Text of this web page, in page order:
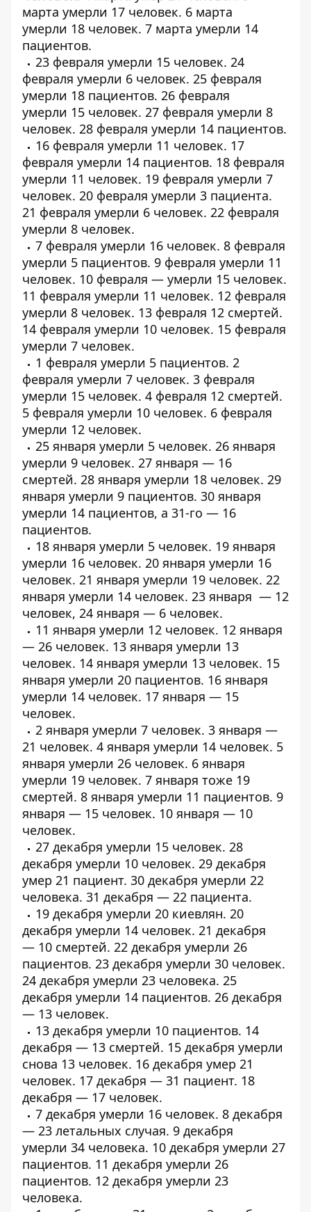
марта умерли 17 человек. 6 марта
умерли 18 человек. 7 марта умерли 14
пациентов.
23 февраля умерли 15 человек. 24
февраля умерли 6 человек. 25 февраля
умерли 18 пациентов. 26 февраля
умерли 15 человек. 27 февраля умерли 8
человек. 28 февраля умерли 14 пациентов.
16 февраля умерли 11 человек. 17
февраля умерли 14 пациентов. 18 февраля
умерли 11 человек. 19 февраля умерли 7
человек. 20 февраля умерли 3 пациента.
21 февраля умерли 6 человек. 22 февраля
умерли 8 человек.
7 февраля умерли 16 человек. 8 февраля
умерли 5 пациентов. 9 февраля умерли 11
человек. 10 февраля — умерли 15 человек.
11 февраля умерли 11 человек. 12 февраля
умерли 8 человек. 13 февраля 12 смертей.
14 февраля умерли 10 человек. 15 февраля
умерли 7 человек.
1 февраля умерли 5 пациентов. 2
февраля умерли 7 человек. 3 февраля
умерли 15 человек. 4 февраля 12 смертей.
5 февраля умерли 10 человек. 6 февраля
умерли 12 человек.
25 января умерли 5 человек. 26 января
умерли 9 человек. 27 января — 16
смертей. 28 января умерли 18 человек. 29
января умерли 9 пациентов. 30 января
умерли 14 пациентов, а 31-го — 16
пациентов.
18 января умерли 5 человек. 19 января
умерли 16 человек. 20 января умерли 16
человек. 21 января умерли 19 человек. 22
января умерли 14 человек. 23 января — 12
человек, 24 января — 6 человек.
11 января умерли 12 человек. 12 января
— 26 человек. 13 января умерли 13
человек. 14 января умерли 13 человек. 15
января умерли 20 пациентов. 16 января
умерли 14 человек. 17 января — 15
человек.
2 января умерли 7 человек. 3 января —
21 человек. 4 января умерли 14 человек. 5
января умерли 26 человек. 6 января
умерли 19 человек. 7 января тоже 19
смертей. 8 января умерли 11 пациентов. 9
января — 15 человек. 10 января — 10
человек.
27 декабря умерли 15 человек. 28
декабря умерли 10 человек. 29 декабря
умер 21 пациент. 30 декабря умерли 22
человека. 31 декабря — 22 пациента.
19 декабря умерли 20 киевлян. 20
декабря умерли 14 человек. 21 декабря
— 10 смертей. 22 декабря умерли 26
пациентов. 23 декабря умерли 30 человек.
24 декабря умерли 23 человека. 25
декабря умерли 14 пациентов. 26 декабря
— 13 человек.
13 декабря умерли 10 пациентов. 14
декабря — 13 смертей. 15 декабря умерли
снова 13 человек. 16 декабря умер 21
человек. 17 декабря — 31 пациент. 18
декабря — 17 человек.
7 декабря умерли 16 человек. 8 декабря
— 23 летальных случая. 9 декабря
умерли 34 человека. 10 декабря умерли 27
пациентов. 11 декабря умерли 26
пациентов. 12 декабря умерли 23
человека.